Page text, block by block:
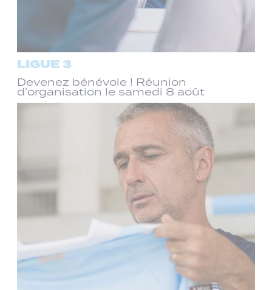
LIGUE 3
Devenez bénévole ! Réunion
d’organisation le samedi 8 août